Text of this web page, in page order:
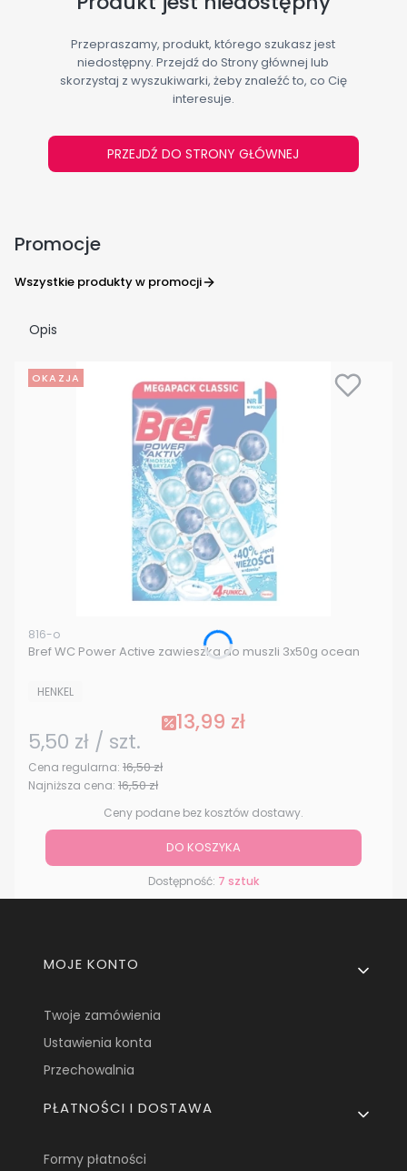
Przepraszamy, produkt, którego szukasz jest
niedostępny. Przejdź do Strony głównej lub
skorzystaj z wyszukiwarki, żeby znaleźć to, co Cię
interesuje.
PRZEJDŹ DO STRONY GŁÓWNEJ
Promocje
Wszystkie produkty w promocji
Opis
OKAZJA
Kod produktu
816-o
Bref WC Power Active zawieszka do muszli 3x50g ocean
PRODUCENT
HENKEL
Cena promocyjna
13,99 zł
Cena jednostkowa
5,50 zł / szt.
Cena regularna: 16,50 zł
Najniższa cena: 16,50 zł
Ceny podane bez kosztów dostawy.
DO KOSZYKA
Dostępność: 7 sztuk
Linki w stopce
MOJE KONTO
Twoje zamówienia
Ustawienia konta
Przechowalnia
PŁATNOŚCI I DOSTAWA
Formy płatności